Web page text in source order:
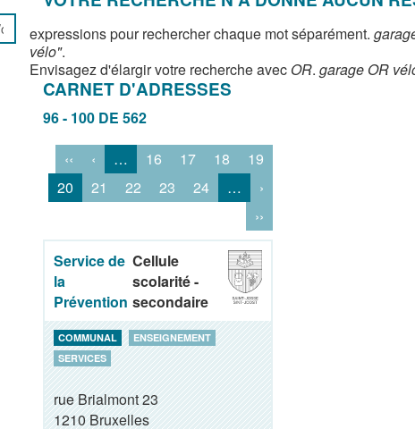
expressions pour rechercher chaque mot séparément.
vélo".
Envisagez d'élargir votre recherche avec OR. garage OR
CARNET D'ADRESSES
96 - 100 DE 562
‹‹
‹ … 16 17 18
19
20
21 22 23 24 …
›
››
Service de
la
Prévention
Cellule
scolarité -
secondaire
COMMUNAL
ENSEIGNEMENT
SERVICES
rue Brialmont 23
1210Bruxelles